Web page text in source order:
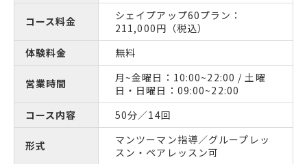
コース料金
シェイプアップ60プラン：
211,000円（税込）
体験料金
無料
営業時間
月~金曜日：10:00~22:00 / 土曜
日・日曜日：09:00~22:00
コース内容
50分／14回
形式
マンツーマン指導／グループレッ
スン・ペアレッスン可